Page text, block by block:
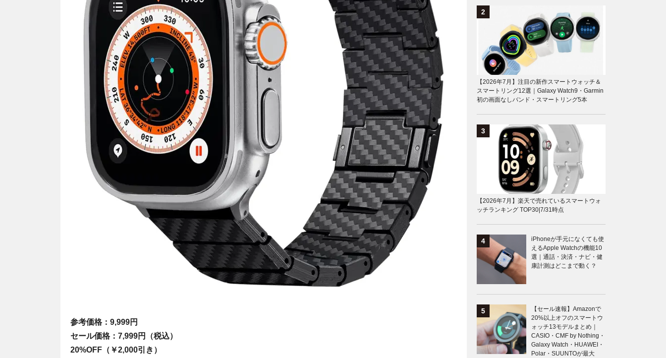
参考価格：9,999円
セール価格：7,999円（税込）
20%OFF（￥2,000引き）
【2026年7月】注目の新作スマートウォッチ＆
スマートリング12選｜Galaxy Watch9・Garmin
初の画面なしバンド・スマートリング5本
【2026年7月】楽天で売れているスマートウォ
ッチランキング TOP30|7/31時点
iPhoneが手元になくても使
えるApple Watchの機能10
選｜通話・決済・ナビ・健
康計測はどこまで動く？
【セール速報】Amazonで
20%以上オフのスマートウ
ォッチ13モデルまとめ｜
CASIO・CMF by Nothing・
Galaxy Watch・HUAWEI・
Polar・SUUNTOが最大